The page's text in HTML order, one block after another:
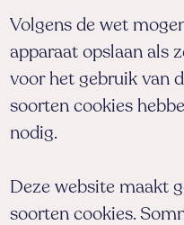
Volgens de wet
apparaat opslaan als
voor het gebruik van
soorten cookies
nodig.
Deze website maakt
soorten cookies.